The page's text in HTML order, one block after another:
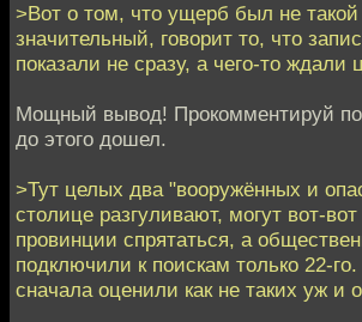
>Вот о том, что ущерб был не
значительный, говорит то, что
показали не сразу, а чего-то ждали
Мощный вывод! Прокомментируй
до этого дошел.
>Тут целых два "вооружённых и
столице разгуливают, могут вот-вот
провинции спрятаться, а
подключили к поискам только 22-
сначала оценили как не таких уж и